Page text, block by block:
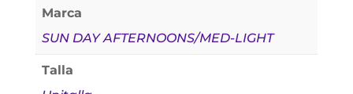
Marca
SUN DAY AFTERNOONS/MED-LIGHT
Talla